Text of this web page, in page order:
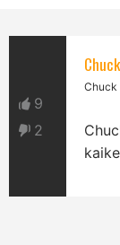
9
2
Chuck